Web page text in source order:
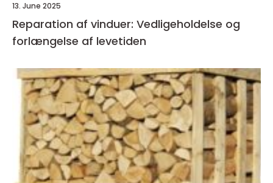
13. June 2025
Reparation af vinduer: Vedligeholdelse og
forlængelse af levetiden